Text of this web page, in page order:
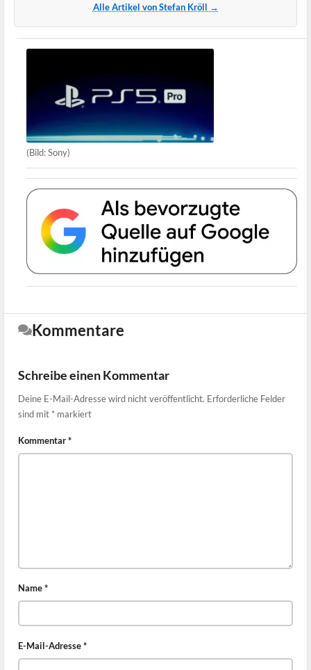
Alle Artikel von Stefan Kröll →
(Bild: Sony)
Kommentare
Schreibe einen Kommentar
Deine E-Mail-Adresse wird nicht veröffentlicht. Erforderliche Felder
sind mit * markiert
Kommentar*
Name*
E-Mail-Adresse*